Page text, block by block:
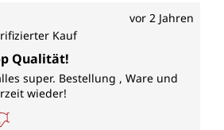
vor 2 Jahren
von 5 von 5 Sternen
Kauf
Qualität!
super. Bestellung , Ware und
wieder!